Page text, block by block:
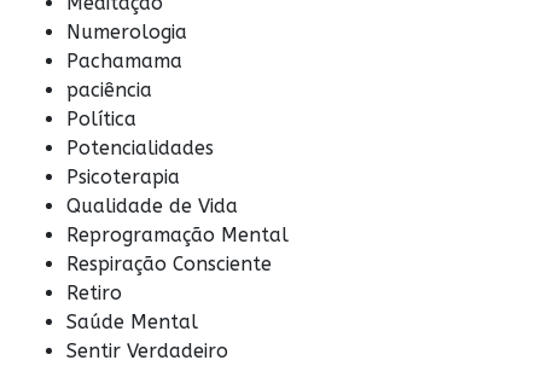
Numerologia
Pachamama
paciência
Política
Potencialidades
Psicoterapia
Qualidade de Vida
Reprogramação Mental
Respiração Consciente
Retiro
Saúde Mental
Sentir Verdadeiro